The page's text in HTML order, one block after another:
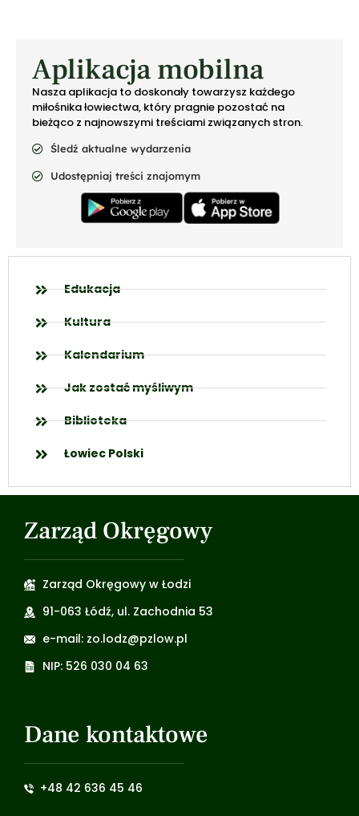
Aplikacja mobilna
Nasza aplikacja to doskonały towarzysz każdego
miłośnika łowiectwa, który pragnie pozostać na
bieżąco z najnowszymi treściami związanych stron.
Śledź aktualne wydarzenia
Udostępniaj treści znajomym
Edukacja
Kultura
Kalendarium
Jak zostać myśliwym
Biblioteka
Łowiec Polski
Zarząd Okręgowy
Zarząd Okręgowy w Łodzi
91-063 Łódź, ul. Zachodnia 53
e-mail: zo.lodz@pzlow.pl
NIP: 526 030 04 63
Dane kontaktowe
+48 42 636 45 46